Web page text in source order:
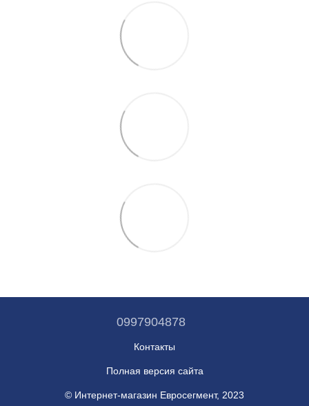
0997904878
Контакты
Полная версия сайта
© Интернет-магазин Евросегмент, 2023